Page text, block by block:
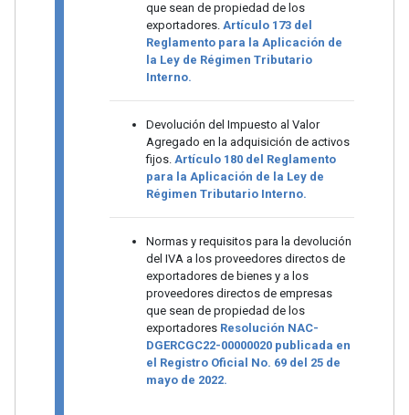
que sean de propiedad de los
exportadores. Artículo 173 del
Reglamento para la Aplicación de
la Ley de Régimen Tributario
Interno.
Devolución del Impuesto al Valor
Agregado en la adquisición de activos
fijos. Artículo 180 del Reglamento
para la Aplicación de la Ley de
Régimen Tributario Interno.
Normas y requisitos para la devolución
del IVA a los proveedores directos de
exportadores de bienes y a los
proveedores directos de empresas
que sean de propiedad de los
exportadores Resolución NAC-
DGERCGC22-00000020 publicada en
el Registro Oficial No. 69 del 25 de
mayo de 2022.